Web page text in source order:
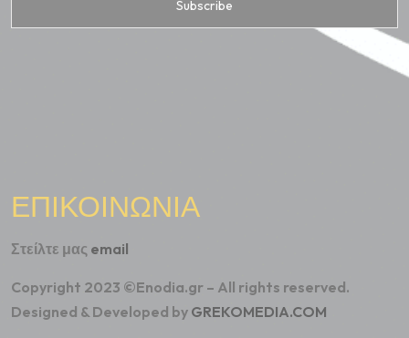
ΕΠΙΚΟΙΝΩΝΙΑ
Στείλτε μας email
Copyright 2023 ©Enodia.gr – All rights reserved.
Designed & Developed by GREKOMEDIA.COM